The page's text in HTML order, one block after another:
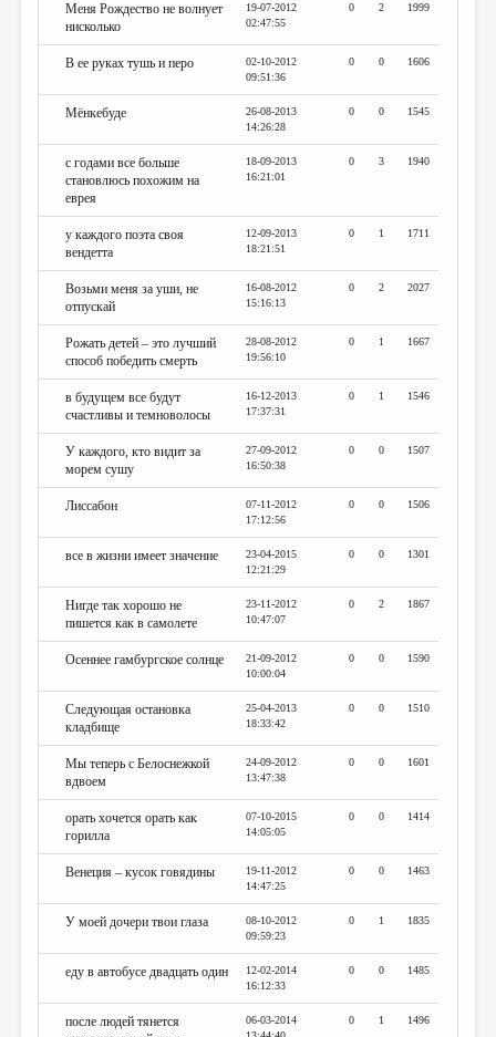
Меня Рождество не волнует
нисколько
19-07-2012
02:47:55
0 2 1999
В ее руках тушь и перо
02-10-2012
09:51:36
0 0 1606
Мёнкебуде
26-08-2013
14:26:28
0 0 1545
с годами все больше
становлюсь похожим на
еврея
18-09-2013
16:21:01
0 3 1940
у каждого поэта своя
вендетта
12-09-2013
18:21:51
0 1 1711
Возьми меня за уши, не
отпускай
16-08-2012
15:16:13
0 2 2027
Рожать детей – это лучший
способ победить смерть
28-08-2012
19:56:10
0 1 1667
в будущем все будут
счастливы и темноволосы
16-12-2013
17:37:31
0 1 1546
У каждого, кто видит за
морем сушу
27-09-2012
16:50:38
0 0 1507
Лиссабон
07-11-2012
17:12:56
0 0 1506
все в жизни имеет значение
23-04-2015
12:21:29
0 0 1301
Нигде так хорошо не
пишется как в самолете
23-11-2012
10:47:07
0 2 1867
Осеннее гамбургское солнце
21-09-2012
10:00:04
0 0 1590
Cледующая остановка
кладбище
25-04-2013
18:33:42
0 0 1510
Мы теперь с Белоснежкой
вдвоем
24-09-2012
13:47:38
0 0 1601
орать хочется орать как
горилла
07-10-2015
14:05:05
0 0 1414
Венеция – кусок говядины
19-11-2012
14:47:25
0 0 1463
У моей дочери твои глаза
08-10-2012
09:59:23
0 1 1835
еду в автобусе двадцать один
12-02-2014
16:12:33
0 0 1485
после людей тянется
06-03-2014
0 1 1496